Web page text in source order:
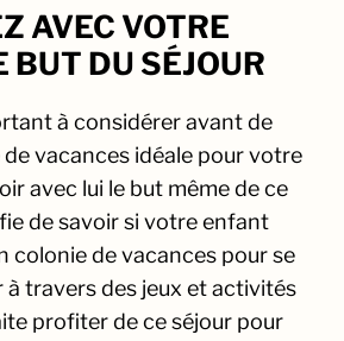
AVEC VOTRE
BUT DU SÉJOUR
à considérer avant de
vacances idéale pour votre
avec lui le but même de ce
de savoir si votre enfant
colonie de vacances pour se
à travers des jeux et activités
profiter de ce séjour pour